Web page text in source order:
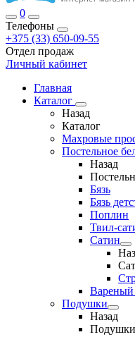
0
Телефоны
+375 (33) 650-09-55
Отдел продаж
Личный кабинет
Главная
Каталог
Назад
Каталог
Махровые
Постельное
Назад
Бязь
Бязь
Поплин
Твил-
Сатин
Вареный
Подушки
Назад
Подушки